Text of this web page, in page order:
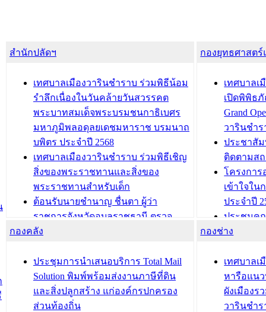
สำนักปลัดฯ
เทศบาลเมืองวารินชำราบ ร่วมพิธีน้อม
รำลึกเนื่องในวันคล้ายวันสวรรคต
พระบาทสมเด็จพระบรมชนกาธิเบศร
มหาภูมิพลอดุลยเดชมหาราช บรมนาถ
บพิตร ประจำปี 2568
เทศบาลเมืองวารินชำราบ ร่วมพิธีเชิญ
สิ่งของพระราชทานและสิ่งของ
พระราชทานสำหรับเด็ก
ต้อนรับนายชำนาญ ชื่นตา ผู้ว่า
ราชการจังหวัดอุบลราชธานี ตรวจ
ความเรียบร้อยของสถานที่ในการเตรี
องคมนตรี
สำนักทะเบียนท้องถิ่นเทศบาลเมือง
วารินชำราบ ดำเนินการมอบทะเบียน
บ้าน ทร.14 และบัตรประจำตัว
กองยุทธศาสต
เทศบาลเ
เปิดพิพิธภั
Grand
วารินชำร
ประชาสัม
ติดตามส
โครงกา
เข้าใจใน
ประจำปี
ประชุมค
ความเสี่ย
ประชุมที
ชีวา สร้า
ขับเคลื่อน
“เมืองแห่
กองคลัง
ประชุมการนำเสนอบริการ Total Mail
Solution พิมพ์พร้อมส่งงานภาษีที่ดิน
และสิ่งปลูกสร้าง แก่องค์กรปกครอง
ส่วนท้องถิ่น
กองช่าง
เทศบาลเ
หารือแน
ผังเมืองร
วารินชำร